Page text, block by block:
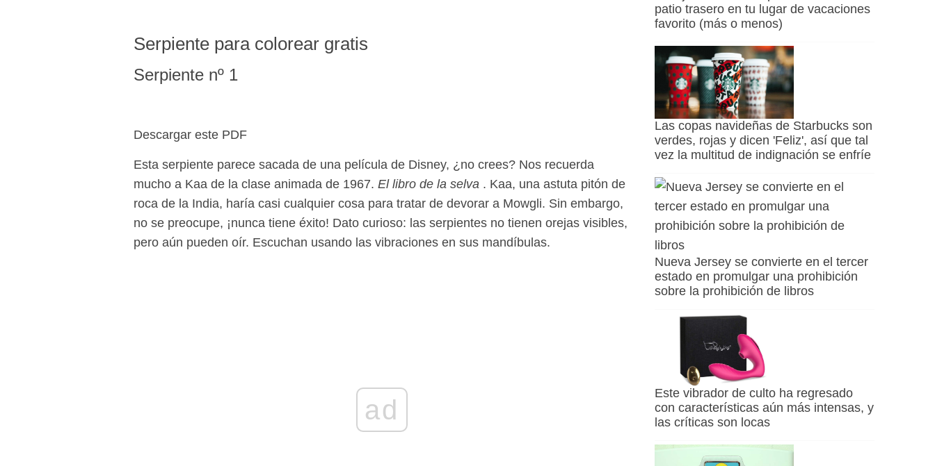
Serpiente para colorear gratis
Serpiente nº 1
Descargar este PDF
Esta serpiente parece sacada de una película de Disney, ¿no crees? Nos recuerda
mucho a Kaa de la clase animada de 1967. El libro de la selva . Kaa, una astuta pitón de
roca de la India, haría casi cualquier cosa para tratar de devorar a Mowgli. Sin embargo,
no se preocupe, ¡nunca tiene éxito! Dato curioso: las serpientes no tienen orejas visibles,
pero aún pueden oír. Escuchan usando las vibraciones en sus mandíbulas.
ad
patio trasero en tu lugar de vacaciones
favorito (más o menos)
Las copas navideñas de Starbucks son
verdes, rojas y dicen 'Feliz', así que tal
vez la multitud de indignación se enfríe
Nueva Jersey se convierte en el tercer
estado en promulgar una prohibición
sobre la prohibición de libros
Este vibrador de culto ha regresado
con características aún más intensas, y
las críticas son locas